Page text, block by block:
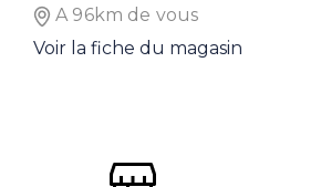
A 96km de vous
Voir la fiche du magasin